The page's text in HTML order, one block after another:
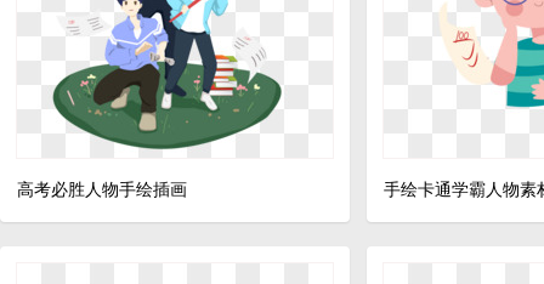
高考必胜人物手绘插画 手绘卡通学霸人物素